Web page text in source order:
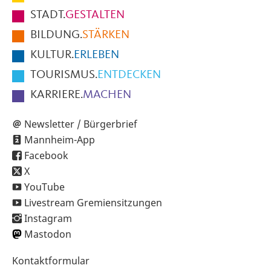
Fußbereich
der
Seite
STADT.GESTALTEN
BILDUNG.STÄRKEN
KULTUR.ERLEBEN
TOURISMUS.ENTDECKEN
KARRIERE.MACHEN
Newsletter / Bürgerbrief
Mannheim-App
Facebook
X
YouTube
Livestream Gremiensitzungen
Instagram
Mastodon
Sekundärnavigation
Kontaktformular